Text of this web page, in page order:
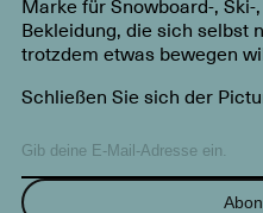
Bekleidung, die sich selbst
trotzdem etwas bewegen
Schließen Sie sich der